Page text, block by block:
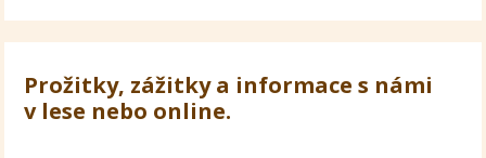
Prožitky, zážitky a informace s námi
v lese nebo online.